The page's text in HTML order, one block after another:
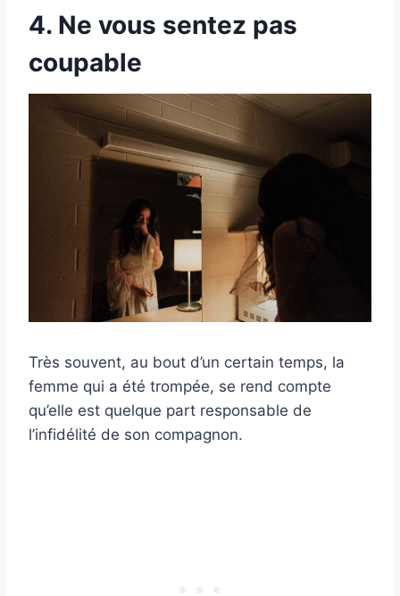
4. Ne vous sentez pas
coupable
Très souvent, au bout d’un certain temps, la
femme qui a été trompée, se rend compte
qu’elle est quelque part responsable de
l’infidélité de son compagnon.